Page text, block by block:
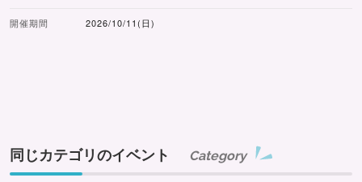
開催期間 2026/10/11(日)
同じカテゴリのイベント Category